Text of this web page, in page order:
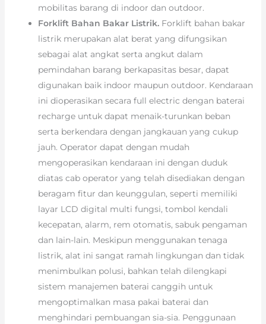
mobilitas barang di indoor dan outdoor.
Forklift Bahan Bakar Listrik. Forklift bahan bakar
listrik merupakan alat berat yang difungsikan
sebagai alat angkat serta angkut dalam
pemindahan barang berkapasitas besar, dapat
digunakan baik indoor maupun outdoor. Kendaraan
ini dioperasikan secara full electric dengan baterai
recharge untuk dapat menaik-turunkan beban
serta berkendara dengan jangkauan yang cukup
jauh. Operator dapat dengan mudah
mengoperasikan kendaraan ini dengan duduk
diatas cab operator yang telah disediakan dengan
beragam fitur dan keunggulan, seperti memiliki
layar LCD digital multi fungsi, tombol kendali
kecepatan, alarm, rem otomatis, sabuk pengaman
dan lain-lain. Meskipun menggunakan tenaga
listrik, alat ini sangat ramah lingkungan dan tidak
menimbulkan polusi, bahkan telah dilengkapi
sistem manajemen baterai canggih untuk
mengoptimalkan masa pakai baterai dan
menghindari pembuangan sia-sia. Penggunaan